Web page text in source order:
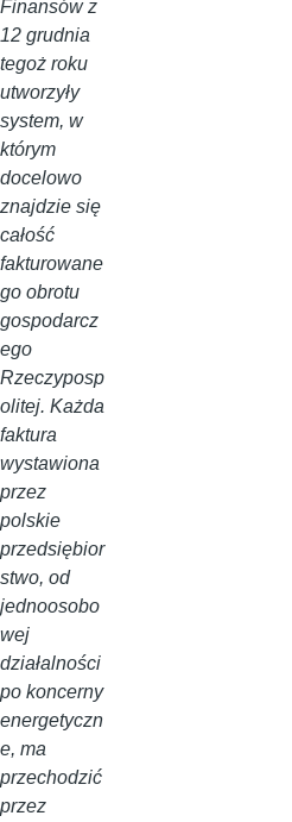
Finansów z
12 grudnia
tegoż roku
utworzyły
system, w
którym
docelowo
znajdzie się
całość
fakturowane
go obrotu
gospodarcz
ego
Rzeczyposp
olitej. Każda
faktura
wystawiona
przez
polskie
przedsiębior
stwo, od
jednoosobo
wej
działalności
po koncerny
energetyczn
e, ma
przechodzić
przez